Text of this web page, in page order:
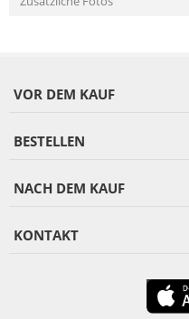
VOR DEM KAUF
BESTELLEN
NACH DEM KAUF
KONTAKT